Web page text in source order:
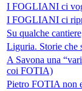
I FOGLIANI ci
I FOGLIANI ci
Su qualche
Liguria. Storie
A Savona una
coi FOTIA)
Pietro FOTIA non